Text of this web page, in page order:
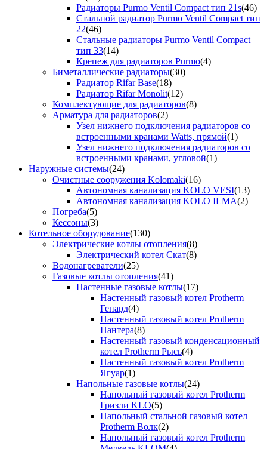
Радиаторы Purmo Ventil Compact тип 21s(46)
Стальной радиатор Purmo Ventil Compact тип
22(46)
Стальные радиаторы Purmo Ventil Compact
тип 33(14)
Крепеж для радиаторов Purmo(4)
Биметаллические радиаторы(30)
Радиатор Rifar Base(18)
Радиатор Rifar Monolit(12)
Комплектующие для радиаторов(8)
Арматура для радиаторов(2)
Узел нижнего подключения радиаторов со
встроенными кранами Watts, прямой(1)
Узел нижнего подключения радиаторов со
встроенными кранами, угловой(1)
Наружные системы(24)
Очистные сооружения Kolomaki(16)
Автономная канализация KOLO VESI(13)
Автономная канализация KOLO ILMA(2)
Погреба(5)
Кессоны(3)
Котельное оборудование(130)
Электрические котлы отопления(8)
Электрический котел Скат(8)
Водонагреватели(25)
Газовые котлы отопления(41)
Настенные газовые котлы(17)
Настенный газовый котел Protherm
Гепард(4)
Настенный газовый котел Protherm
Пантера(8)
Настенный газовый конденсационный
котел Protherm Рысь(4)
Настенный газовый котел Protherm
Ягуар(1)
Напольные газовые котлы(24)
Напольный газовый котел Protherm
Гризли KLO(5)
Напольный стальной газовый котел
Protherm Волк(2)
Напольный газовый котел Protherm